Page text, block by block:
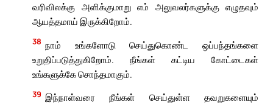
வரிவிலக்கு அளிக்குமாறு எம் அலுவலர்களுக்கு எழுதவும்
ஆயத்தமாய் இருக்கிறோம்.
38 நாம் உங்களோடு செய்துகொண்ட ஒப்பந்தங்களை
உறுதிப்படுத்துகிறோம். நீங்கள் கட்டிய கோட்டைகள்
உங்களுக்கே சொந்தமாகும்.
39 இந்நாள்வரை நீங்கள் செய்துள்ள தவறுகளையும்